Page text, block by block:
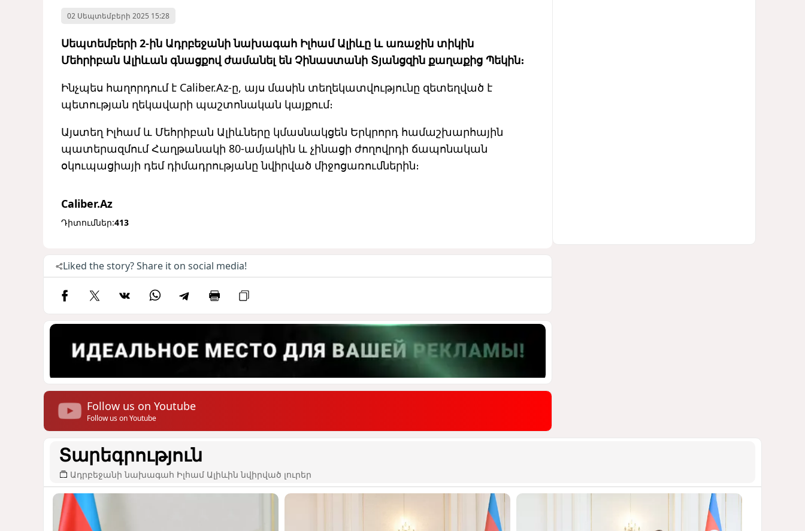
02 Սեպտեմբերի 2025 15:28
Սեպտեմբերի 2-ին Ադրբեջանի նախագահ Իլհամ Ալիևը և առաջին տիկին
Մեհրիբան Ալիևան գնացքով ժամանել են Չինաստանի Տյանցզին քաղաքից Պեկին։
Ինչպես հաղորդում է Caliber.Az-ը, այս մասին տեղեկատվությունը զետեղված է
պետության ղեկավարի պաշտոնական կայքում։
Այստեղ Իլհամ և Մեհրիբան Ալիևները կմասնակցեն Երկրորդ համաշխարհային
պատերազմում Հաղթանակի 80-ամյակին և չինացի ժողովրդի ճապոնական
օկուպացիայի դեմ դիմադրությանը նվիրված միջոցառումներին։
Caliber.Az
Դիտումներ:413
Liked the story? Share it on social media!
Follow us on Youtube
Follow us on Youtube
Տարեգրություն
Ադրբեջանի նախագահ Իլհամ Ալիևին նվիրված լուրեր